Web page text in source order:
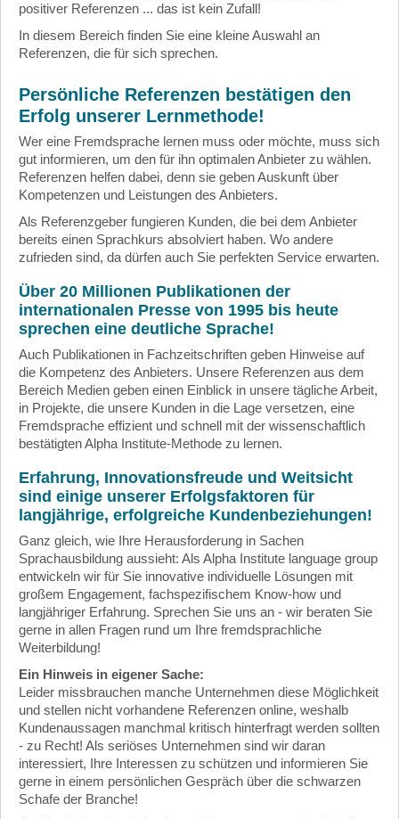
positiver Referenzen ... das ist kein Zufall!
In diesem Bereich finden Sie eine kleine Auswahl an
Referenzen, die für sich sprechen.
Persönliche Referenzen bestätigen den
Erfolg unserer Lernmethode!
Wer eine Fremdsprache lernen muss oder möchte, muss sich
gut informieren, um den für ihn optimalen Anbieter zu wählen.
Referenzen helfen dabei, denn sie geben Auskunft über
Kompetenzen und Leistungen des Anbieters.
Als Referenzgeber fungieren Kunden, die bei dem Anbieter
bereits einen Sprachkurs absolviert haben. Wo andere
zufrieden sind, da dürfen auch Sie perfekten Service erwarten.
Über 20 Millionen Publikationen der
internationalen Presse von 1995 bis heute
sprechen eine deutliche Sprache!
Auch Publikationen in Fachzeitschriften geben Hinweise auf
die Kompetenz des Anbieters. Unsere Referenzen aus dem
Bereich Medien geben einen Einblick in unsere tägliche Arbeit,
in Projekte, die unsere Kunden in die Lage versetzen, eine
Fremdsprache effizient und schnell mit der wissenschaftlich
bestätigten Alpha Institute-Methode zu lernen.
Erfahrung, Innovationsfreude und Weitsicht
sind einige unserer Erfolgsfaktoren für
langjährige, erfolgreiche Kundenbeziehungen!
Ganz gleich, wie Ihre Herausforderung in Sachen
Sprachausbildung aussieht: Als Alpha Institute language group
entwickeln wir für Sie innovative individuelle Lösungen mit
großem Engagement, fachspezifischem Know-how und
langjähriger Erfahrung. Sprechen Sie uns an - wir beraten Sie
gerne in allen Fragen rund um Ihre fremdsprachliche
Weiterbildung!
Ein Hinweis in eigener Sache:
Leider missbrauchen manche Unternehmen diese Möglichkeit
und stellen nicht vorhandene Referenzen online, weshalb
Kundenaussagen manchmal kritisch hinterfragt werden sollten
- zu Recht! Als seriöses Unternehmen sind wir daran
interessiert, Ihre Interessen zu schützen und informieren Sie
gerne in einem persönlichen Gespräch über die schwarzen
Schafe der Branche!